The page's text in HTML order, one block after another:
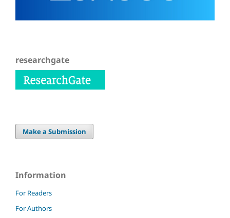
researchgate
Make a Submission
Information
For Readers
For Authors